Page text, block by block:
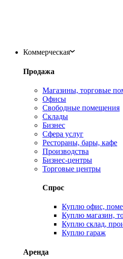
Коммерческая
Продажа
Магазины, торговые
Офисы
Свободные помещения
Склады
Бизнес
Сфера услуг
Рестораны, бары, кафе
Производства
Бизнес-центры
Торговые центры
Спрос
Куплю офис,
Куплю магазин,
Куплю склад,
Куплю гараж
Аренда